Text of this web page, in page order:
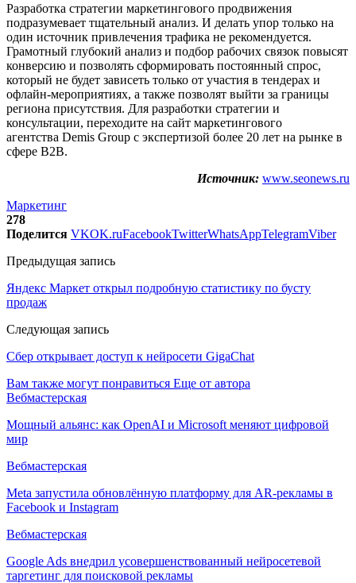
Разработка стратегии маркетингового продвижения
подразумевает тщательный анализ. И делать упор только на
один источник привлечения трафика не рекомендуется.
Грамотный глубокий анализ и подбор рабочих связок повысят
конверсию и позволять сформировать постоянный спрос,
который не будет зависеть только от участия в тендерах и
офлайн-мероприятиях, а также позволят выйти за границы
региона присутствия. Для разработки стратегии и
консультации, переходите на сайт маркетингового
агентства Demis Group с экспертизой более 20 лет на рынке в
сфере B2B.
Источник: www.seonews.ru
Маркетинг
278
Поделится VKOK.ruFacebookTwitterWhatsAppTelegramViber
Предыдущая запись
Яндекс Маркет открыл подробную статистику по бусту
продаж
Следующая запись
Сбер открывает доступ к нейросети GigaChat
Вам также могут понравиться Еще от автора
Вебмастерская
Мощный альянс: как OpenAI и Microsoft меняют цифровой
мир
Вебмастерская
Meta запустила обновлённую платформу для AR-рекламы в
Facebook и Instagram
Вебмастерская
Google Ads внедрил усовершенствованный нейросетевой
таргетинг для поисковой рекламы